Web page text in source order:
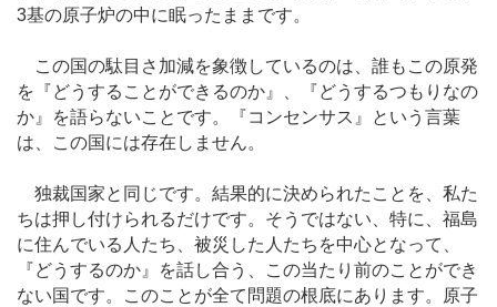
3基の原子炉の中に眠ったままです。
この国の駄目さ加減を象徴しているのは、誰もこの原発
を『どうすることができるのか』、『どうするつもりなの
か』を語らないことです。『コンセンサス』という言葉
は、この国には存在しません。
独裁国家と同じです。結果的に決められたことを、私た
ちは押し付けられるだけです。そうではない、特に、福島
に住んでいる人たち、被災した人たちを中心となって、
『どうするのか』を話し合う、この当たり前のことができ
ない国です。このことが全て問題の根底にあります。原子